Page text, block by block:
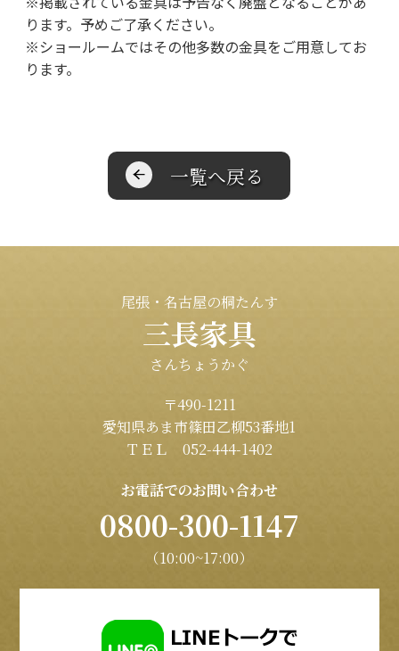
ります。予めご了承ください。
※ショールームではその他多数の金具をご用意してお
ります。
一覧へ戻る
尾張・名古屋の桐たんす
三長家具
さんちょうかぐ
〒490-1211
愛知県あま市篠田乙柳53番地1
ＴＥＬ 052-444-1402
お電話でのお問い合わせ
0800-300-1147
（10:00~17:00）